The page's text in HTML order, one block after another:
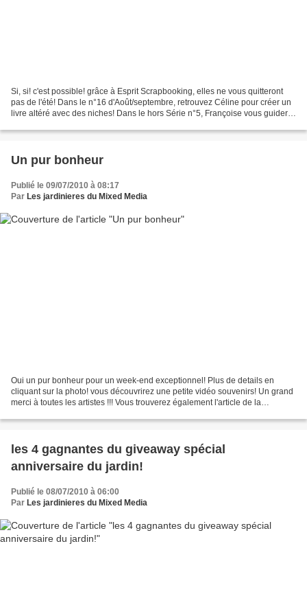
Si, si! c'est possible! grâce à Esprit Scrapbooking, elles ne vous quitteront
pas de l'été! Dans le n°16 d'Août/septembre, retrouvez Céline pour créer un
livre altéré avec des niches! Dans le hors Série n°5, Françoise vous guidera
Un pur bonheur
Publié le 09/07/2010 à 08:17
Par Les jardinieres du Mixed Media
Oui un pur bonheur pour un week-end exceptionnel! Plus de details en
cliquant sur la photo! vous découvrirez une petite vidéo souvenirs! Un grand
merci à toutes les artistes !!! Vous trouverez également l'article de la
les 4 gagnantes du giveaway spécial
anniversaire du jardin!
Publié le 08/07/2010 à 06:00
Par Les jardinieres du Mixed Media